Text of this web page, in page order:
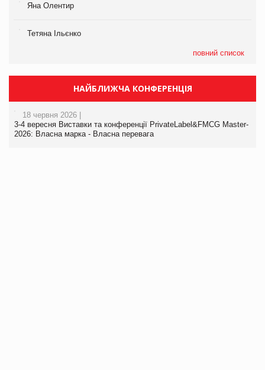
Яна Олентир
Тетяна Ільєнко
повний список
НАЙБЛИЖЧА КОНФЕРЕНЦІЯ
18 червня 2026 |
3-4 вересня Виставки та конференції PrivateLabel&FMCG Master-
2026: Власна марка - Власна перевага